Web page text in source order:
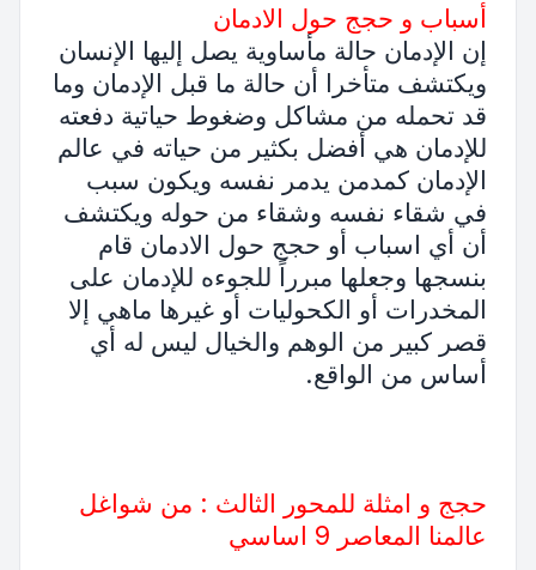
أسباب و حجج حول الادمان
إن الإدمان حالة مأساوية يصل إليها الإنسان
ويكتشف متأخرا أن حالة ما قبل الإدمان وما
قد تحمله من مشاكل وضغوط حياتية دفعته
للإدمان هي أفضل بكثير من حياته في عالم
الإدمان كمدمن يدمر نفسه ويكون سبب
في شقاء نفسه وشقاء من حوله ويكتشف
أن أي اسباب أو حجج حول الادمان قام
بنسجها وجعلها مبرراً للجوءه للإدمان على
المخدرات أو الكحوليات أو غيرها ماهي إلا
قصر كبير من الوهم والخيال ليس له أي
أساس من الواقع.
حجج و امثلة للمحور الثالث : من شواغل
عالمنا المعاصر 9 اساسي